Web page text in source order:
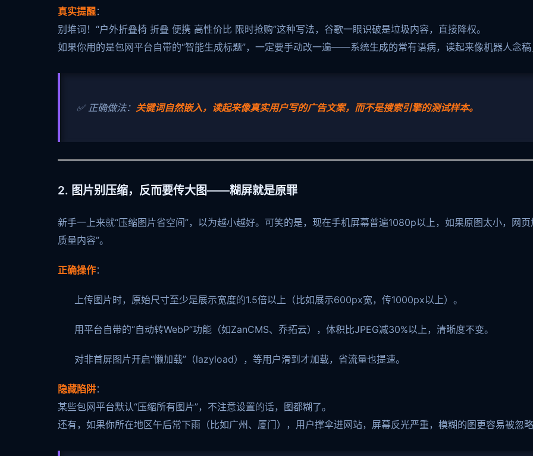
真实提醒：
别堆词！“户外折叠椅 折叠 便携 高性价比 限时抢购”这种写法，谷歌一眼识破是垃圾内容，直接降权。
如果你用的是包网平台自带的“智能生成标题”，一定要手动改一遍——系统生成的常有语病，读起来像机器人念稿
✅ 正确做法： 关键词自然嵌入，读起来像真实用户写的广告文案，而不是搜索引擎的测试样本。
2. 图片别压缩，反而要传大图——糊屏就是原罪
新手一上来就“压缩图片省空间”，以为越小越好。可笑的是，现在手机屏幕普遍1080p以上，如果原图太小，网
质量内容”。
正确操作：
上传图片时，原始尺寸至少是展示宽度的1.5倍以上（比如展示600px宽，传1000px以上）。
用平台自带的“自动转WebP”功能（如ZanCMS、乔拓云），体积比JPEG减30%以上，清晰度不变。
对非首屏图片开启“懒加载”（lazyload），等用户滑到才加载，省流量也提速。
隐藏陷阱：
某些包网平台默认“压缩所有图片”，不注意设置的话，图都糊了。
还有，如果你所在地区午后常下雨（比如广州、厦门），用户撑伞进网站，屏幕反光严重，模糊的图更容易被忽